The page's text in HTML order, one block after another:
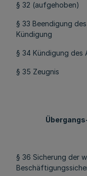
§ 32 (aufgehoben)
§ 33 Beendigung
Kündigung
§ 34 Kündigung des
§ 35 Zeugnis
§ 36 Sicherung der